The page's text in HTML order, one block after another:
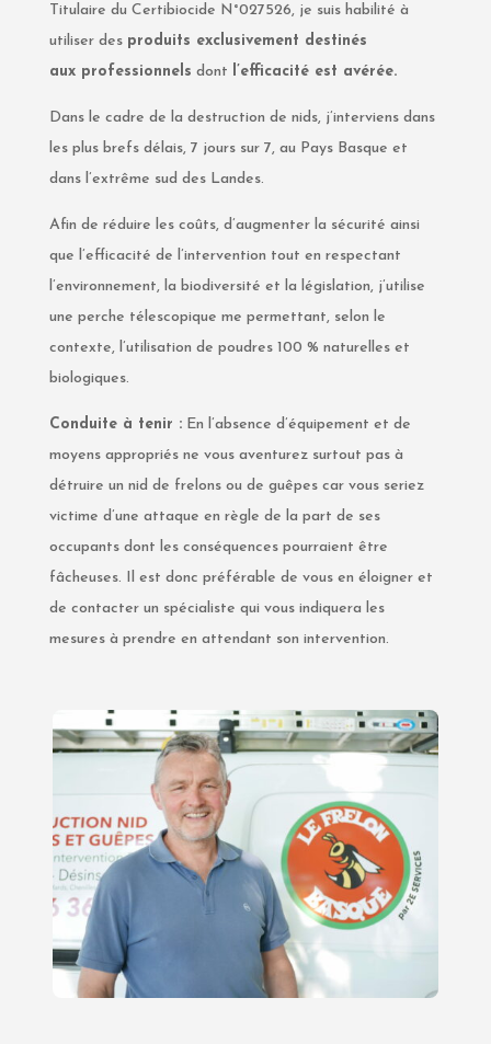
Titulaire du Certibiocide N°027526, je suis habilité à
utiliser des produits exclusivement destinés
aux professionnels dont l’efficacité est avérée.
Dans le cadre de la destruction de nids, j’interviens dans
les plus brefs délais, 7 jours sur 7, au Pays Basque et
dans l’extrême sud des Landes.
Afin de réduire les coûts, d’augmenter la sécurité ainsi
que l’efficacité de l’intervention tout en respectant
l’environnement, la biodiversité et la législation, j’utilise
une perche télescopique me permettant, selon le
contexte, l’utilisation de poudres 100 % naturelles et
biologiques.
Conduite à tenir :En l’absence d’équipement et de
moyens appropriés ne vous aventurez surtout pas à
détruire un nid de frelons ou de guêpes car vous seriez
victime d’une attaque en règle de la part de ses
occupants dont les conséquences pourraient être
fâcheuses. Il est donc préférable de vous en éloigner et
de contacter un spécialiste qui vous indiquera les
mesures à prendre en attendant son intervention.